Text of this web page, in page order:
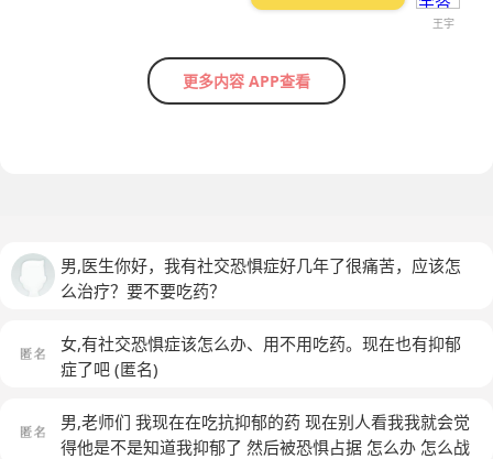
王宇
更多内容 APP查看
男,医生你好，我有社交恐惧症好几年了很痛苦，应该怎
么治疗？要不要吃药？
女,有社交恐惧症该怎么办、用不用吃药。现在也有抑郁
症了吧 (匿名)
男,老师们 我现在在吃抗抑郁的药 现在别人看我我就会觉
得他是不是知道我抑郁了 然后被恐惧占据 怎么办 怎么战